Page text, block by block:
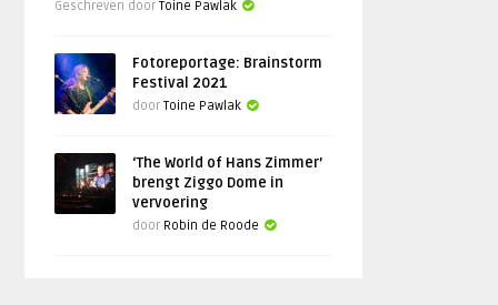
Geschreven doorToine Pawlak
Fotoreportage: Brainstorm
Festival 2021
doorToine Pawlak
‘The World of Hans Zimmer’
brengt Ziggo Dome in
vervoering
door Robin de Roode